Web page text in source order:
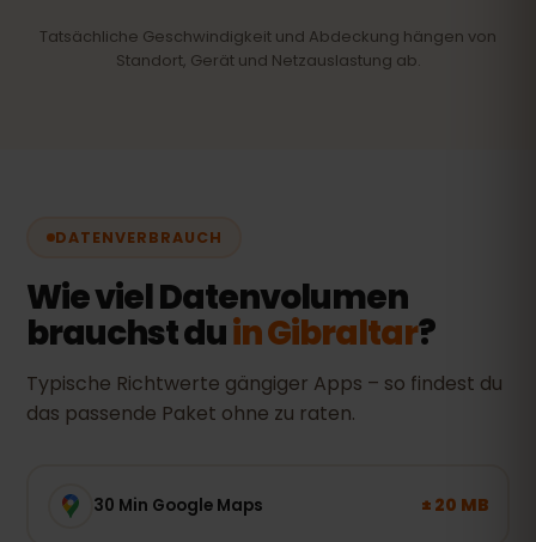
Tatsächliche Geschwindigkeit und Abdeckung hängen von
Standort, Gerät und Netzauslastung ab.
DATENVERBRAUCH
Wie viel Datenvolumen
brauchst duin Gibraltar?
Typische Richtwerte gängiger Apps – so findest du
das passende Paket ohne zu raten.
30 Min Google Maps ± 20 MB